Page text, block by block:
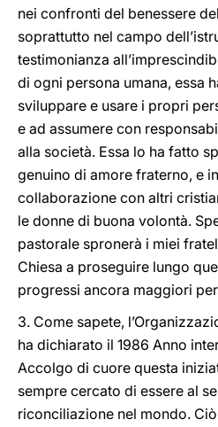
nei confronti del benessere
soprattutto nel campo
testimonianza
di ogni persona umana, essa
sviluppare e usare i propri
e ad assumere con
alla società. Essa lo ha fatto
genuino di amore fraterno, e
collaborazione con altri
le donne di buona volontà.
pastorale spronerà i miei
Chiesa a proseguire lungo
progressi ancora maggiori
3. Come sapete,
ha dichiarato il 1986 Anno
Accolgo di cuore questa
sempre cercato di essere al
riconciliazione nel mondo.